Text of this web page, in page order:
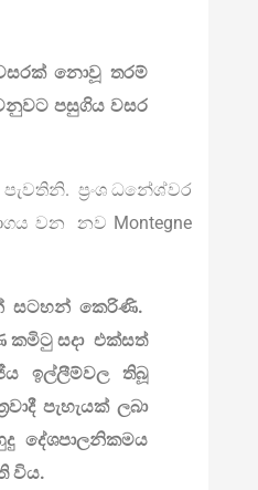
නොවූ තරම්
පසුගිය වසර
ප්‍රංශ ධනේශ්වර
වන නව Montegne
සටහන් කෙරිණි.
කමිටු සදා එක්සත්
ඉල්ලීම්වල තිබූ
පැහැයක් ලබා
දේශපාලනිකමය
විය.